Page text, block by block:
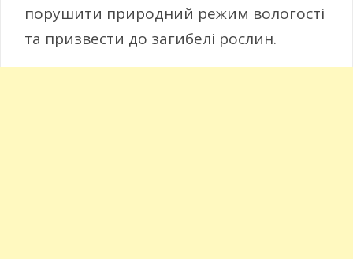
порушити природний режим вологості
та призвести до загибелі рослин.